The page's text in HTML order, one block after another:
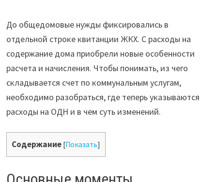
До общедомовые нужды фиксировались в
отдельной строке квитанции ЖКХ. С расходы на
содержание дома приобрели новые особенности
расчета и начисления. Чтобы понимать, из чего
складывается счет по коммунальным услугам,
необходимо разобраться, где теперь указываются
расходы на ОДН и в чем суть изменений.
Содержание [Показать]